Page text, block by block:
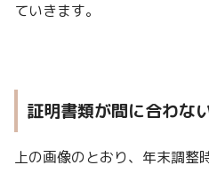
ていきます。
証明書類が間に合わな
上の画像のとおり、年末調整